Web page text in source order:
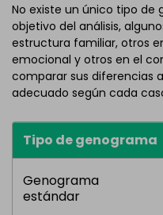
No existe un único tipo de
objetivo del análisis,
estructura familiar, otros
emocional y otros en el
comparar sus diferencias
adecuado según cada
Tipo de genograma
Genograma
estándar